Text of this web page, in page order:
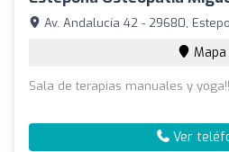
Av. Andalucía 42 - 29680,
Mapa
Sala de terapias manuales y yoga!!
Ver